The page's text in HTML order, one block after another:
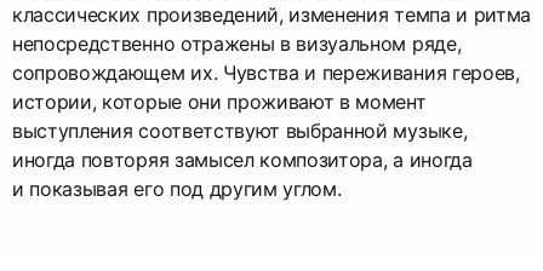
классических произведений, изменения темпа и ритма
непосредственно отражены в визуальном ряде,
сопровождающем их. Чувства и переживания героев,
истории, которые они проживают в момент
выступления соответствуют выбранной музыке,
иногда повторяя замысел композитора, а иногда
и показывая его под другим углом.